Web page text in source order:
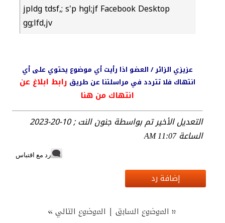
jpldg tdsf,; s'p hgl;jf Facebook Desktop
gg;lfd,jv
عزيزي الزائر / العضو اذا رأيت أي موضوع يحتوي على أي
انتهاك فلا تتردد في مراسلتنا عن طريق رابط ابلاغ عن
انتهاك من هنا
التعديل الأخير تم بواسطة جنون النت ; 10-20-2023
الساعة11:07 AM
رد مع اقتباس
إضافة رد
« الموضوع السابق| الموضوع التالي»